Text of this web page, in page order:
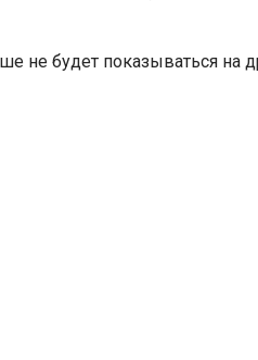
не будет показываться на